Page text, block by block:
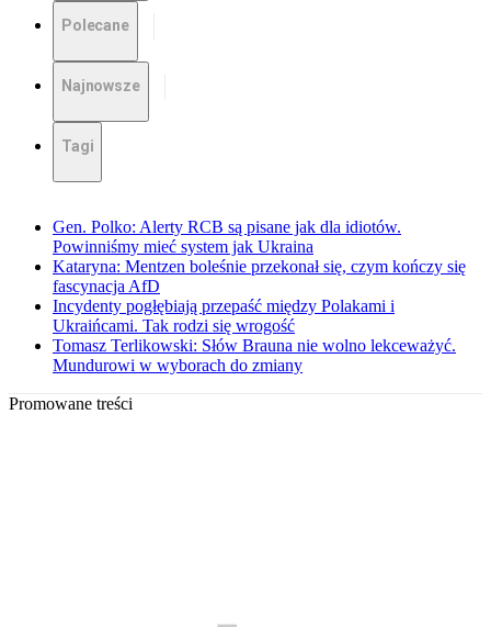
Polecane
Najnowsze
Tagi
Gen. Polko: Alerty RCB są pisane jak dla idiotów.
Powinniśmy mieć system jak Ukraina
Kataryna: Mentzen boleśnie przekonał się, czym kończy się
fascynacja AfD
Incydenty pogłębiają przepaść między Polakami i
Ukraińcami. Tak rodzi się wrogość
Tomasz Terlikowski: Słów Brauna nie wolno lekceważyć.
Mundurowi w wyborach do zmiany
Promowane treści